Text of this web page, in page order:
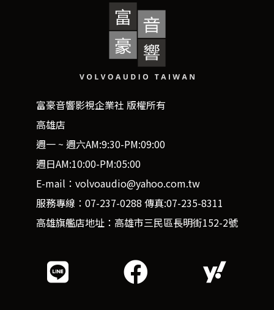
富豪音響影視企業社 版權所有
高雄店
週一 ~ 週六AM:9:30-PM:09:00
週日AM:10:00-PM:05:00
E-mail：volvoaudio@yahoo.com.tw
服務專線：07-237-0288 傳真:07-235-8311
高雄旗艦店地址：高雄市三民區長明街152-2號